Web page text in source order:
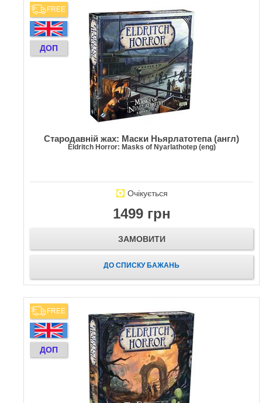
FREE
ДОП
Стародавній жах: Маски Ньярлатотепа (англ)
Eldritch Horror: Masks of Nyarlathotep (eng)
Очікується
1499 грн
ЗАМОВИТИ
ДО СПИСКУ БАЖАНЬ
FREE
ДОП